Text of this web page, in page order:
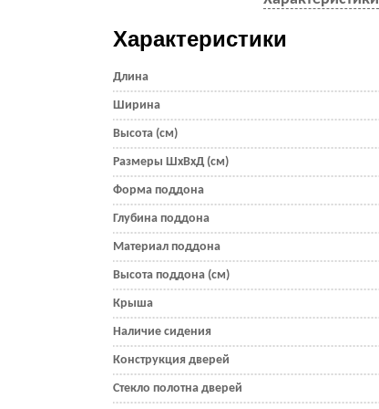
Характеристики
Длина
Ширина
Высота (см)
Размеры ШхВхД (см)
Форма поддона
Глубина поддона
Материал поддона
Высота поддона (см)
Крыша
Наличие сидения
Конструкция дверей
Стекло полотна дверей